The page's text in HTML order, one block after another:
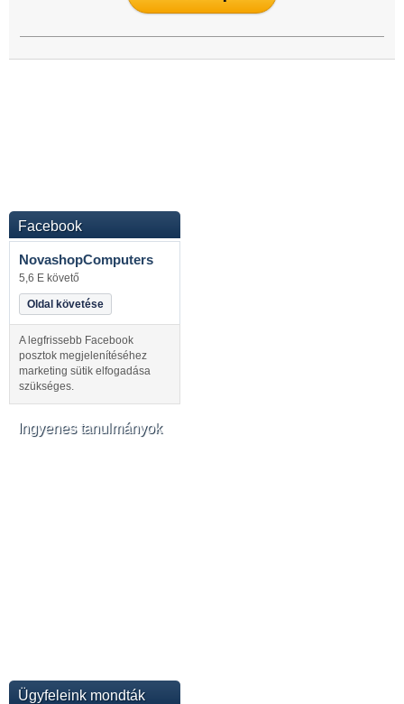
Facebook
NovashopComputers
5,6 E követő
Oldal követése
A legfrissebb Facebook
posztok megjelenítéséhez
marketing sütik elfogadása
szükséges.
Ingyenes tanulmányok
Ügyfeleink mondták